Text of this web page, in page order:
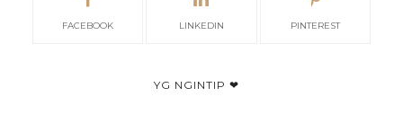
FACEBOOK LINKEDIN PINTEREST
YG NGINTIP ❤